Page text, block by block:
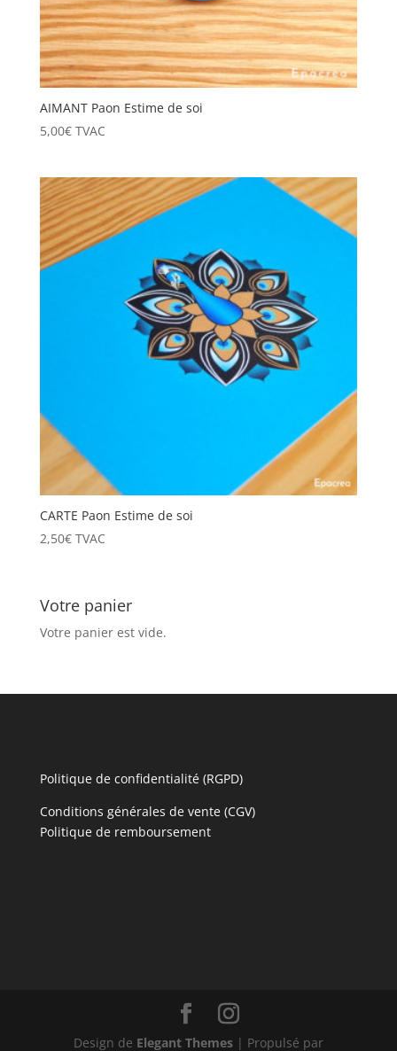
AIMANT Paon Estime de soi
5,00€ TVAC
CARTE Paon Estime de soi
2,50€ TVAC
Votre panier
Votre panier est vide.
Politique de confidentialité (RGPD)
Conditions générales de vente (CGV)
Politique de remboursement
Design de Elegant Themes| Propulsé par